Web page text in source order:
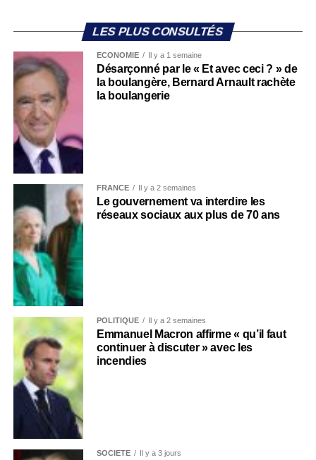
LES PLUS CONSULTÉS
ECONOMIE Il y a 1 semaine
Désarçonné par le « Et avec ceci ? » de
la boulangère, Bernard Arnault rachète
la boulangerie
FRANCE Il y a 2 semaines
Le gouvernement va interdire les
réseaux sociaux aux plus de 70 ans
POLITIQUE Il y a 2 semaines
Emmanuel Macron affirme « qu’il faut
continuer à discuter » avec les
incendies
SOCIÉTÉ Il y a 3 jours